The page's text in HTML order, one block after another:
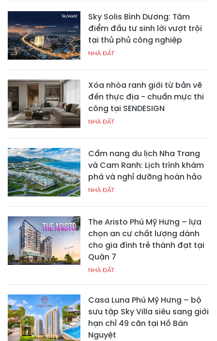
Sky Solis Bình Dương: Tâm
điểm đầu tư sinh lời vượt trội
tại thủ phủ công nghiệp
NHÀ ĐẤT
Xóa nhòa ranh giới từ bản vẽ
đến thực địa - chuẩn mực thi
công tại SENDESIGN
NHÀ ĐẤT
Cẩm nang du lịch Nha Trang
và Cam Ranh: Lịch trình khám
phá và nghỉ dưỡng hoàn hảo
NHÀ ĐẤT
The Aristo Phú Mỹ Hưng – lựa
chọn an cư chất lượng dành
cho gia đình trẻ thành đạt tại
Quận 7
NHÀ ĐẤT
Casa Luna Phú Mỹ Hưng – bộ
sưu tập Sky Villa siêu sang giới
hạn chỉ 49 căn tại Hồ Bán
Nguyệt